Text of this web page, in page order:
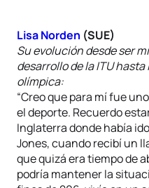
Lisa Norden (SUE)
Su evolución desde ser
desarrollo de la ITU
olímpica:
“Creo que para mí fue
el deporte. Recuerdo
Inglaterra donde había
Jones, cuando recibí un
que quizá era tiempo de
podría mantener la